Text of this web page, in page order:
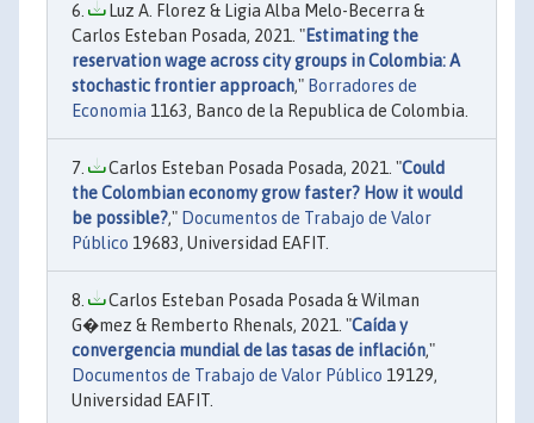
Luz A. Florez & Ligia Alba Melo-Becerra &
Carlos Esteban Posada, 2021. "Estimating the
reservation wage across city groups in Colombia: A
stochastic frontier approach," Borradores de
Economia 1163, Banco de la Republica de Colombia.
Carlos Esteban Posada Posada, 2021. "Could
the Colombian economy grow faster? How it would
be possible?," Documentos de Trabajo de Valor
Público 19683, Universidad EAFIT.
Carlos Esteban Posada Posada & Wilman
G�mez & Remberto Rhenals, 2021. "Caída y
convergencia mundial de las tasas de inflación,"
Documentos de Trabajo de Valor Público 19129,
Universidad EAFIT.